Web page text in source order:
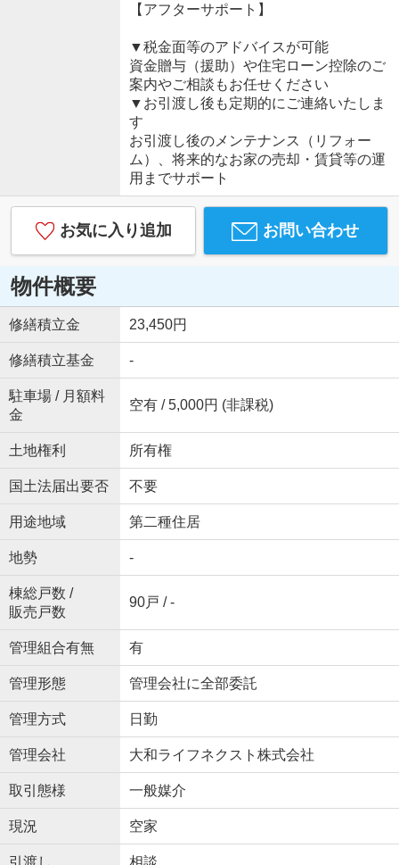
【アフターサポート】
▼税金面等のアドバイスが可能
資金贈与（援助）や住宅ローン控除のご
案内やご相談もお任せください
▼お引渡し後も定期的にご連絡いたしま
す
お引渡し後のメンテナンス（リフォー
ム）、将来的なお家の売却・賃貸等の運
用までサポート
お気に入り追加 お問い合わせ
物件概要
修繕積立金 23,450円
修繕積立基金 -
駐車場 / 月額料
金
空有 / 5,000円 (非課税)
土地権利 所有権
国土法届出要否 不要
用途地域 第二種住居
地勢 -
棟総戸数 /
販売戸数
90戸 / -
管理組合有無 有
管理形態 管理会社に全部委託
管理方式 日勤
管理会社 大和ライフネクスト株式会社
取引態様 一般媒介
現況 空家
引渡し 相談